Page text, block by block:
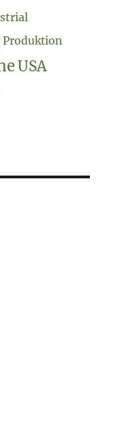
Produktion
USA